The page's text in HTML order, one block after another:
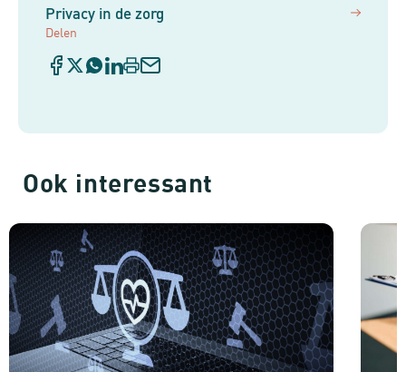
Privacy in de zorg
Delen
Ook interessant